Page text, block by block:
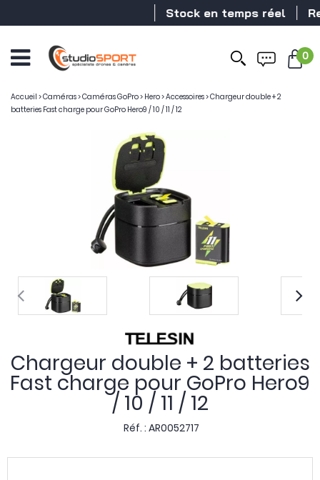
Stock en temps réel
0
Accueil >Caméras>Caméras GoPro> Hero>Accessoires>Chargeur double + 2
batteries Fast charge pour GoPro Hero9 / 10 / 11 / 12
Chargeur double + 2 batteries
Fast charge pour GoPro Hero9
/ 10 / 11 / 12
Réf. : AR0052717